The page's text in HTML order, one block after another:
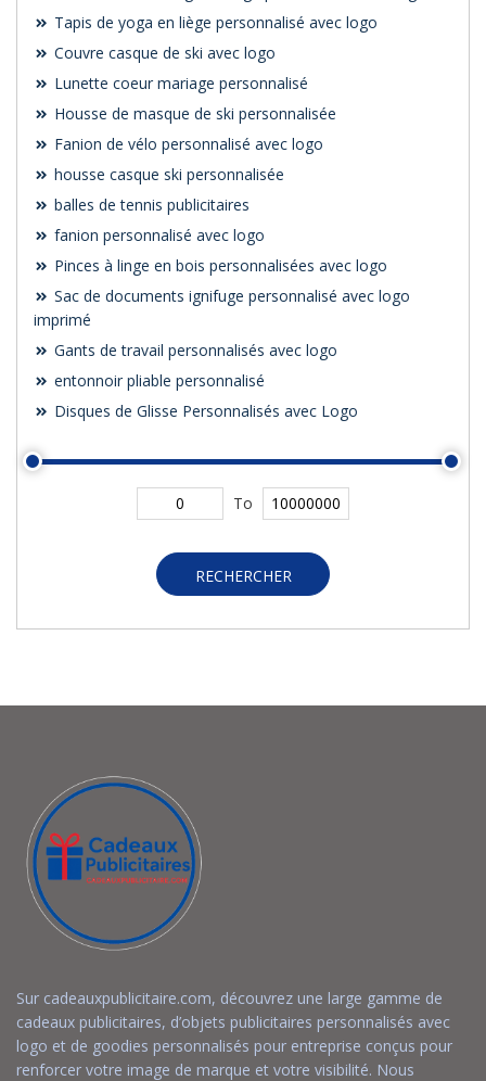
Tapis de yoga en liège personnalisé avec logo
Couvre casque de ski avec logo
Lunette coeur mariage personnalisé
Housse de masque de ski personnalisée
Fanion de vélo personnalisé avec logo
housse casque ski personnalisée
balles de tennis publicitaires
fanion personnalisé avec logo
Pinces à linge en bois personnalisées avec logo
Sac de documents ignifuge personnalisé avec logo
imprimé
Gants de travail personnalisés avec logo
entonnoir pliable personnalisé
Disques de Glisse Personnalisés avec Logo
To
RECHERCHER
Sur cadeauxpublicitaire.com, découvrez une large gamme de
cadeaux publicitaires, d’objets publicitaires personnalisés avec
logo et de goodies personnalisés pour entreprise conçus pour
renforcer votre image de marque et votre visibilité. Nous